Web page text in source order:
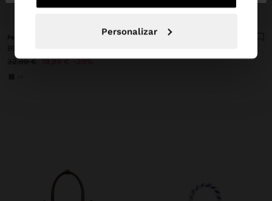
Personalizar
+
Personalized
32,99 € 19,99 € 39%
+